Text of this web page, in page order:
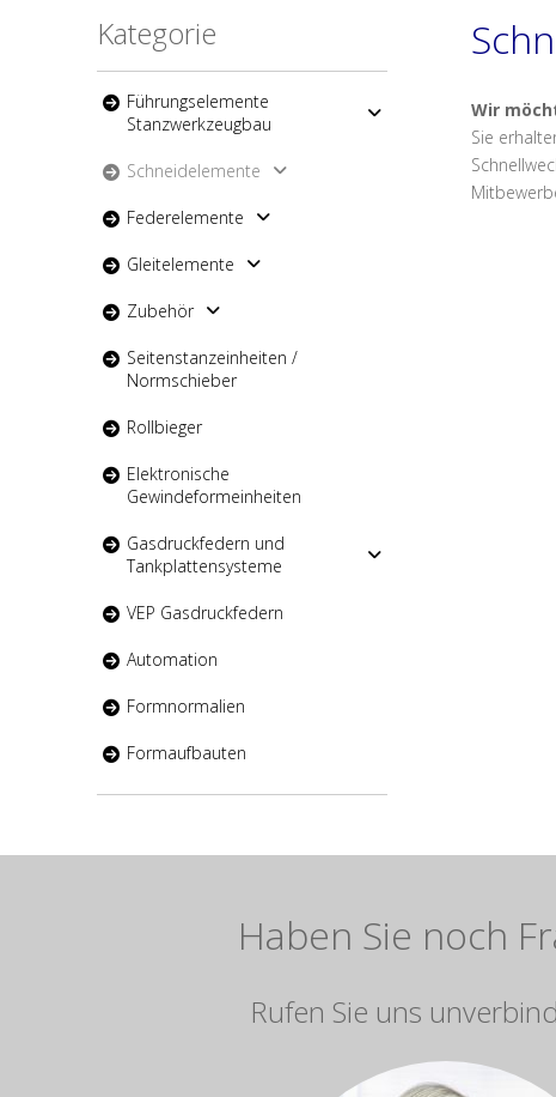
Kategorie
Führungselemente
Stanzwerkzeugbau
Schneidelemente
Federelemente
Gleitelemente
Zubehör
Seitenstanzeinheiten /
Normschieber
Rollbieger
Elektronische
Gewindeformeinheiten
Gasdruckfedern und
Tankplattensysteme
VEP Gasdruckfedern
Automation
Formnormalien
Formaufbauten
Wir
Sie
Haben Sie noch
Rufen Sie uns